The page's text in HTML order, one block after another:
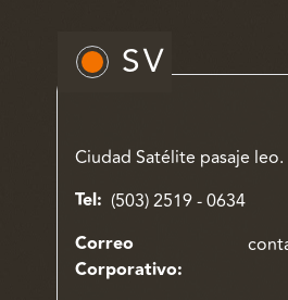
SV
Ciudad Satélite pasaje leo.
Tel: (503) 2519 - 0634
Correo
Corporativo: